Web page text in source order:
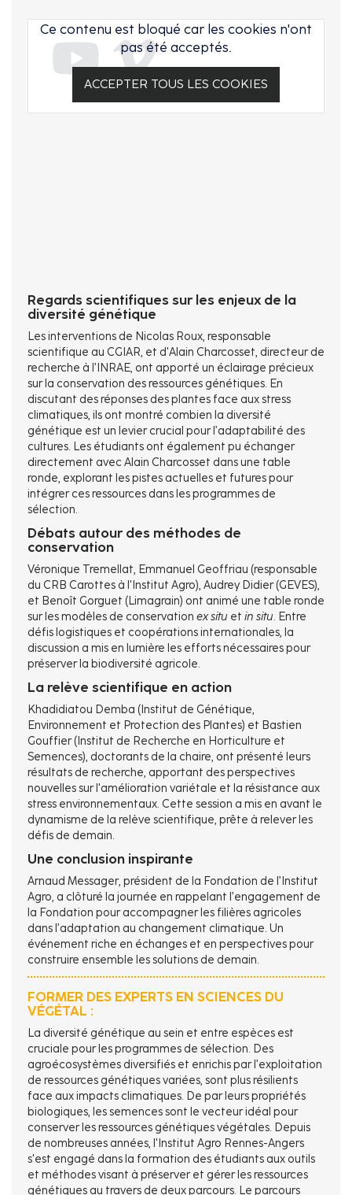
Ce contenu est bloqué car les cookies n'ont
pas été acceptés.
ACCEPTER TOUS LES COOKIES
Regards scientifiques sur les enjeux de la
diversité génétique
Les interventions de Nicolas Roux, responsable
scientifique au CGIAR, et d'Alain Charcosset, directeur de
recherche à l’INRAE, ont apporté un éclairage précieux
sur la conservation des ressources génétiques. En
discutant des réponses des plantes face aux stress
climatiques, ils ont montré combien la diversité
génétique est un levier crucial pour l’adaptabilité des
cultures. Les étudiants ont également pu échanger
directement avec Alain Charcosset dans une table
ronde, explorant les pistes actuelles et futures pour
intégrer ces ressources dans les programmes de
sélection.
Débats autour des méthodes de
conservation
Véronique Tremellat, Emmanuel Geoffriau (responsable
du CRB Carottes à l'Institut Agro), Audrey Didier (GEVES),
et Benoît Gorguet (Limagrain) ont animé une table ronde
sur les modèles de conservation ex situ et in situ. Entre
défis logistiques et coopérations internationales, la
discussion a mis en lumière les efforts nécessaires pour
préserver la biodiversité agricole.
La relève scientifique en action
Khadidiatou Demba (Institut de Génétique,
Environnement et Protection des Plantes) et Bastien
Gouffier (Institut de Recherche en Horticulture et
Semences), doctorants de la chaire, ont présenté leurs
résultats de recherche, apportant des perspectives
nouvelles sur l'amélioration variétale et la résistance aux
stress environnementaux. Cette session a mis en avant le
dynamisme de la relève scientifique, prête à relever les
défis de demain.
Une conclusion inspirante
Arnaud Messager, président de la Fondation de l’Institut
Agro, a clôturé la journée en rappelant l’engagement de
la Fondation pour accompagner les filières agricoles
dans l’adaptation au changement climatique. Un
événement riche en échanges et en perspectives pour
construire ensemble les solutions de demain.
FORMER DES EXPERTS EN SCIENCES DU
VÉGÉTAL :
La diversité génétique au sein et entre espèces est
cruciale pour les programmes de sélection. Des
agroécosystèmes diversifiés et enrichis par l’exploitation
de ressources génétiques variées, sont plus résilients
face aux impacts climatiques. De par leurs propriétés
biologiques, les semences sont le vecteur idéal pour
conserver les ressources génétiques végétales. Depuis
de nombreuses années, l'Institut Agro Rennes-Angers
s'est engagé dans la formation des étudiants aux outils
et méthodes visant à préserver et gérer les ressources
génétiques au travers de deux parcours. Le parcours